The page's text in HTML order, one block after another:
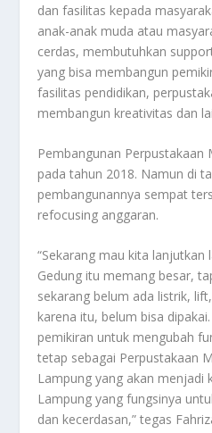
dan fasilitas kepada
anak-anak muda atau
cerdas, membutuhkan
yang bisa membangun
fasilitas pendidikan,
membangun kreativitas dan
Pembangunan Perpustakaan
pada tahun 2018. Namun di
pembangunannya sempat
refocusing anggaran.
“Sekarang mau kita lanjutkan
Gedung itu memang besar,
sekarang belum ada listrik,
karena itu, belum bisa
pemikiran untuk mengubah
tetap sebagai Perpustakaan
Lampung yang akan menjadi
Lampung yang fungsinya
dan kecerdasan,” tegas